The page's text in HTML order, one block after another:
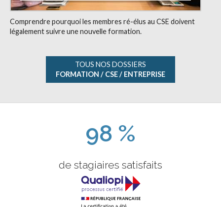
Comprendre pourquoi les membres ré-élus au CSE doivent
légalement suivre une nouvelle formation.
TOUS NOS DOSSIERS
FORMATION / CSE / ENTREPRISE
98 %
de stagiaires satisfaits